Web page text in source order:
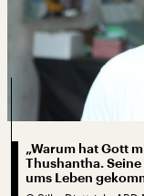
„Warum hat Gott
Thushantha.
ums Leben